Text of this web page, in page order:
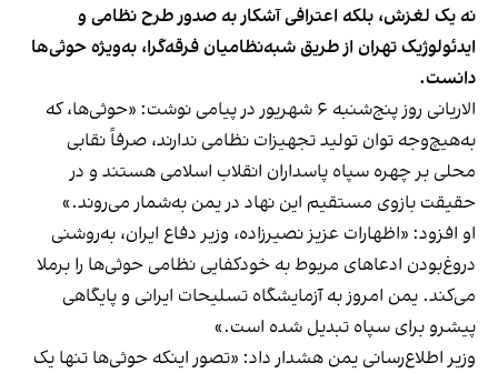
نه یک لغزش، بلکه اعترافی آشکار به صدور طرح نظامی و
ایدئولوژیک تهران از طریق شبه‌نظامیان فرقه‌گرا، به‌ویژه حوثی‌ها
دانست.
الاریانی روز پنج‌شنبه ۶ شهریور در پیامی نوشت: «حوثی‌ها، که
به‌هیچ‌وجه توان تولید تجهیزات نظامی ندارند، صرفاً نقابی
محلی بر چهره سپاه پاسداران انقلاب اسلامی هستند و در
حقیقت بازوی مستقیم این نهاد در یمن به‌شمار می‌روند.»
او افزود: «اظهارات عزیز نصیرزاده، وزیر دفاع ایران، به‌روشنی
دروغ‌بودن ادعاهای مربوط به خودکفایی نظامی حوثی‌ها را برملا
می‌کند. یمن امروز به آزمایشگاه تسلیحات ایرانی و پایگاهی
پیشرو برای سپاه تبدیل شده است.»
وزیر اطلاع‌رسانی یمن هشدار داد: «تصور اینکه حوثی‌ها تنها یک